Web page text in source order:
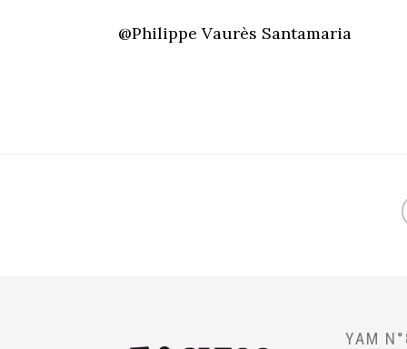
@Philippe Vaurès Santamaria
YAM